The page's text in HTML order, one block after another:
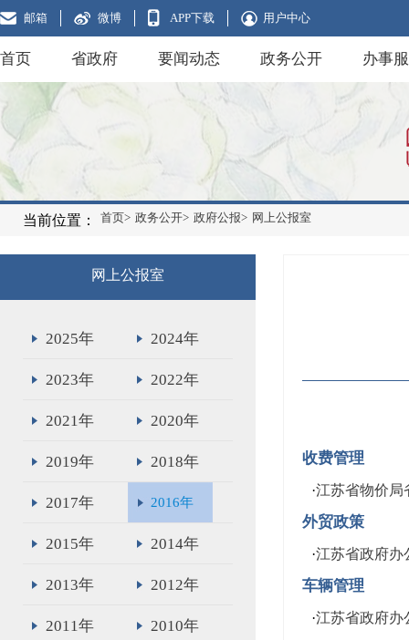
邮箱 微博 APP下载 用户中心
首页 省政府 要闻动态 政务公开 办事
当前位置： 首页> 政务公开> 政府公报> 网上公报室
网上公报室
2025年 2024年
2023年 2022年
2021年 2020年
2019年 2018年
2017年 2016年
2015年 2014年
2013年 2012年
2011年 2010年
收费管理
·江苏省物价局
外贸政策
·江苏省政府办
车辆管理
·江苏省政府办